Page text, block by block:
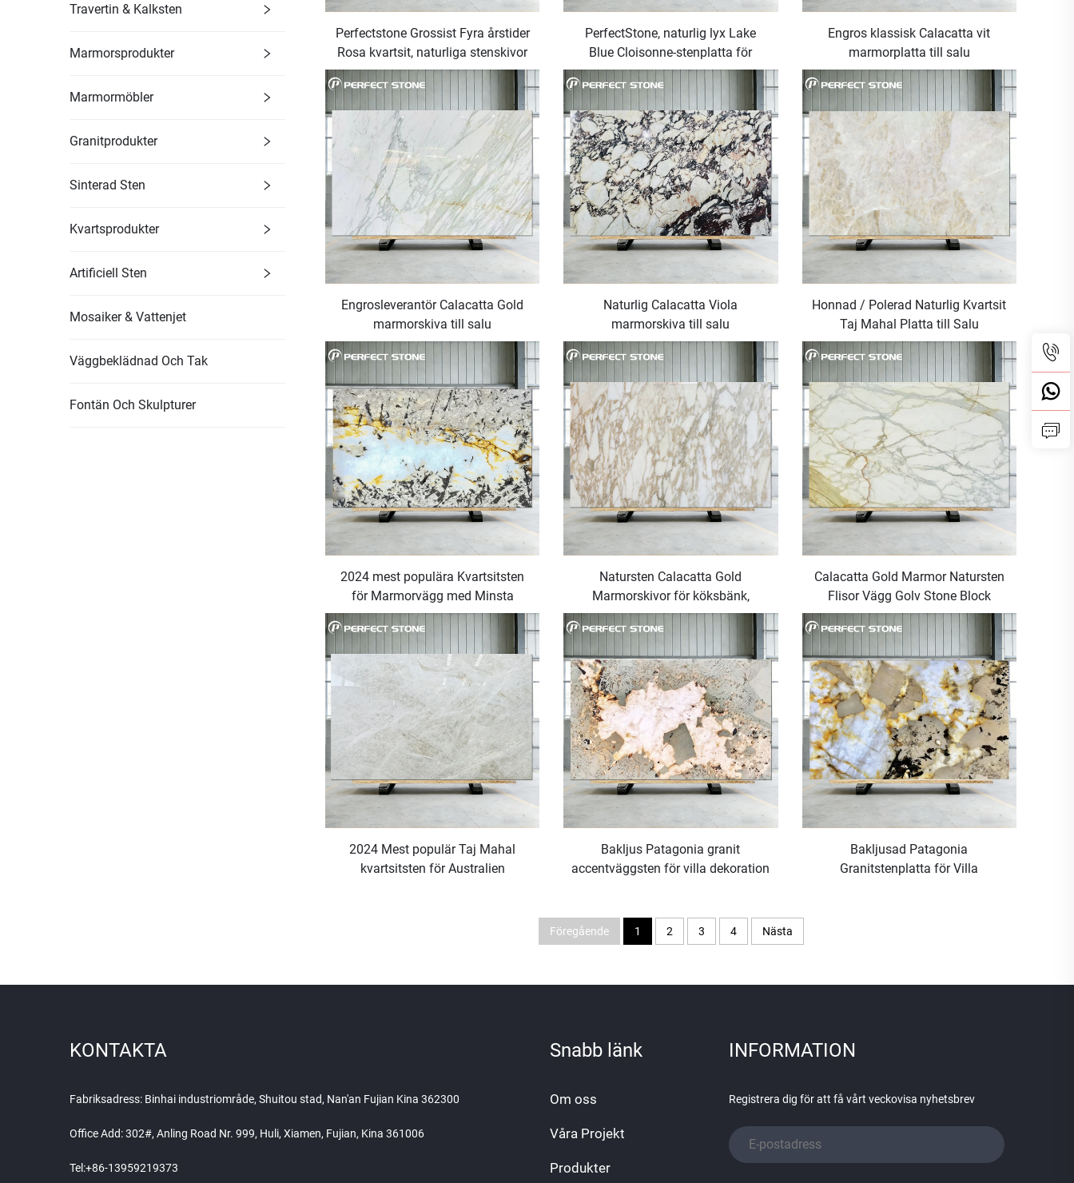
Travertin & Kalksten
Marmorsprodukter
Marmormöbler
Granitprodukter
Sinterad Sten
Kvartsprodukter
Artificiell Sten
Mosaiker & Vattenjet
Väggbeklädnad Och Tak
Fontän Och Skulpturer
Perfectstone Grossist Fyra årstider
Rosa kvartsit, naturliga stenskivor
för väggklädnad och
diskbänkskonstruktion
PerfectStone, naturlig lyx Lake
Blue Cloisonne-stenplatta för
högklassiga villor och hotell
Engros klassisk Calacatta vit
marmorplatta till salu
Engrosleverantör Calacatta Gold
marmorskiva till salu
Naturlig Calacatta Viola
marmorskiva till salu
Honnad / Polerad Naturlig Kvartsit
Taj Mahal Platta till Salu
2024 mest populära Kvartsitsten
för Marmorvägg med Minsta
Beställningskvantitet (MOQ) 1 St
Natursten Calacatta Gold
Marmorskivor för köksbänk,
toalett, golv, vägg
Calacatta Gold Marmor Natursten
Flisor Vägg Golv Stone Block
Gyllene Marmortopp Italiensk
Ursprung Siena Gold Marmorplatta
2024 Mest populär Taj Mahal
kvartsitsten för Australien
Bakljus Patagonia granit
accentväggsten för villa dekoration
Bakljusad Patagonia
Granitstenplatta för Villa
Föregående 1 2 3 4 Nästa
KONTAKTA
Fabriksadress: Binhai industriområde, Shuitou stad, Nan'an Fujian Kina 362300
Office Add: 302#, Anling Road Nr. 999, Huli, Xiamen, Fujian, Kina 361006
Tel:+86-13959219373
Snabb länk
Om oss
Våra Projekt
Produkter
INFORMATION
Registrera dig för att få vårt veckovisa nyhetsbrev